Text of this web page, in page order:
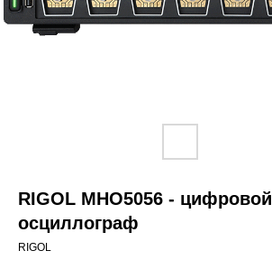
RIGOL MHO5056 - цифровой
осциллограф
RIGOL